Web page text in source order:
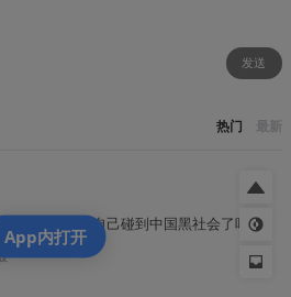
发送
热门 最新
他一定觉得自己碰到中国黑社会了吧
App内打开